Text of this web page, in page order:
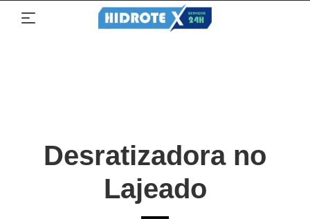
Desratizadora no
Lajeado